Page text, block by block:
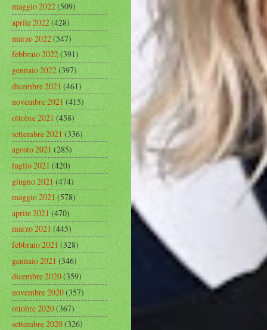
maggio 2022(509)
aprile 2022(428)
marzo 2022(547)
febbraio 2022(391)
gennaio 2022(397)
dicembre 2021(461)
novembre 2021(415)
ottobre 2021(458)
settembre 2021(336)
agosto 2021(285)
luglio 2021(420)
giugno 2021(474)
maggio 2021(578)
aprile 2021(470)
marzo 2021(445)
febbraio 2021(328)
gennaio 2021(346)
dicembre 2020(359)
novembre 2020(357)
ottobre 2020(367)
settembre 2020(326)